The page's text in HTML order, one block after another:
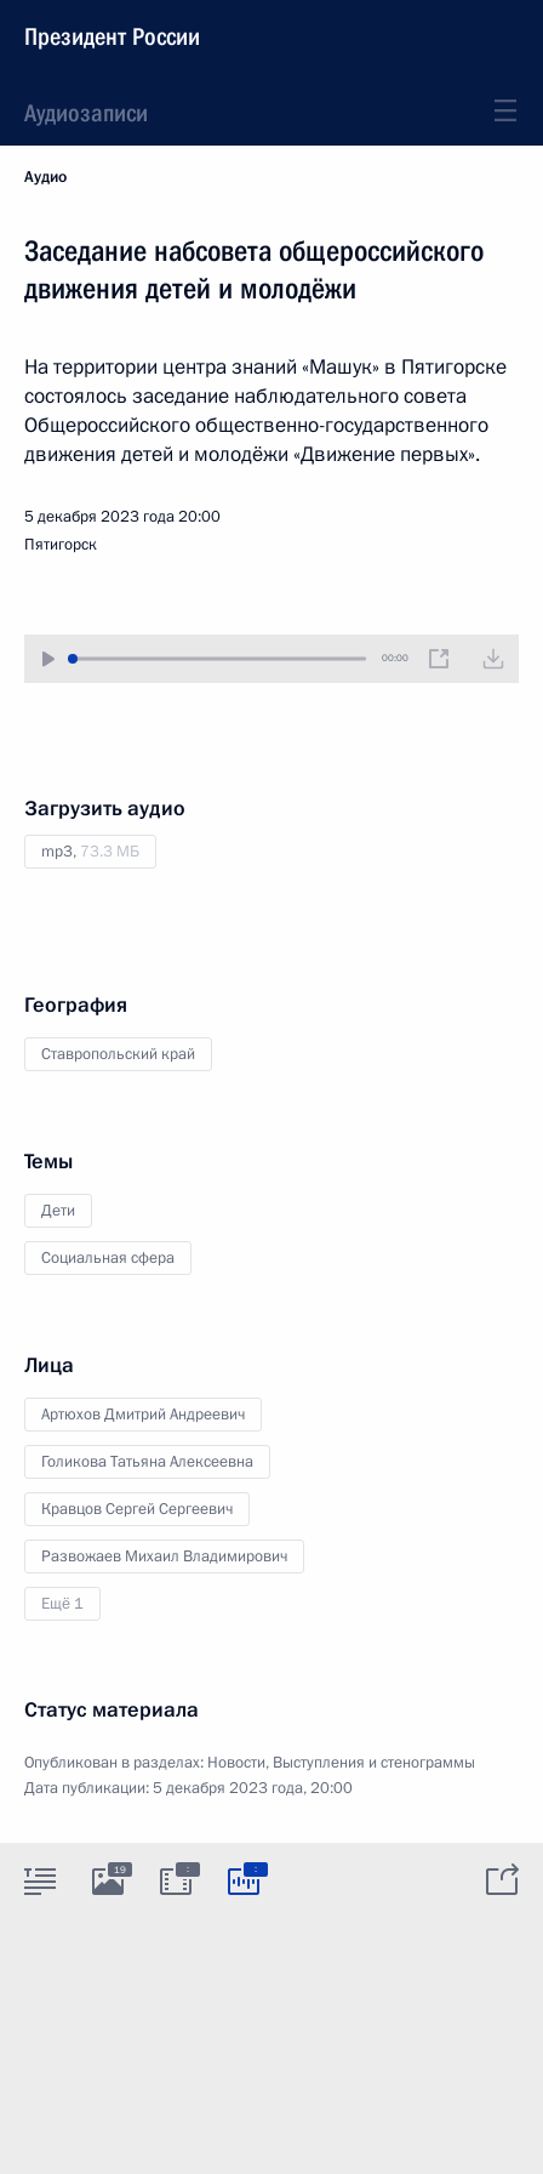
Президент России
Аудиозаписи
Аудио
Заседание набсовета общероссийского
движения детей и молодёжи
На территории центра знаний «Машук» в Пятигорске
состоялось заседание наблюдательного совета
Общероссийского общественно-государственного
движения детей и молодёжи «Движение первых».
5 декабря 2023 года20:00
Пятигорск
00:00
Загрузить аудио
mp3, 73.3 МБ
География
Ставропольский край
Темы
Дети
Социальная сфера
Лица
Артюхов Дмитрий Андреевич
Голикова Татьяна Алексеевна
Кравцов Сергей Сергеевич
Развожаев Михаил Владимирович
Ещё 1
Статус материала
Опубликован в разделах: Новости, Выступления и стенограммы
Дата публикации:5 декабря 2023 года, 20:00
19 : :